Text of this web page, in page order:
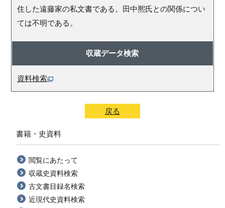
住した遠藤家の私文書である。田中熈氏との関係につい
ては不明である。
収蔵データ検索
資料検索
戻る
書籍・史資料
閲覧にあたって
収蔵史資料検索
古文書目録名検索
近現代史資料検索